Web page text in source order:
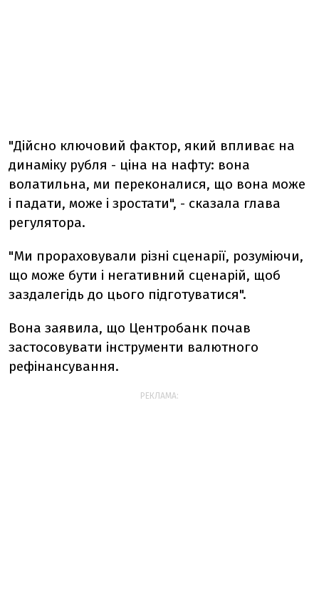
"Дійсно ключовий фактор, який впливає на
динаміку рубля - ціна на нафту: вона
волатильна, ми переконалися, що вона може
і падати, може і зростати", - сказала глава
регулятора.
"Ми прораховували різні сценарії, розуміючи,
що може бути і негативний сценарій, щоб
заздалегідь до цього підготуватися".
Вона заявила, що Центробанк почав
застосовувати інструменти валютного
рефінансування.
РЕКЛАМА: